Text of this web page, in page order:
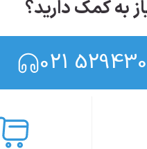
به کمک دارید؟
021